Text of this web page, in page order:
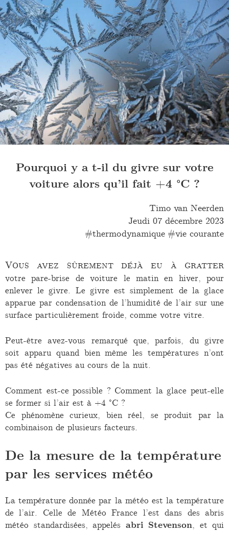
Pourquoi y a t-il du givre sur votre
voiture alors qu’il fait +4 °C ?
Timo van Neerden
Jeudi 07 décembre 2023
thermodynamique
vie courante
Vous avez sûrement déjà eu à gratter
votre pare-brise de voiture le matin en hiver, pour
enlever le givre. Le givre est simplement de la glace
apparue par condensation de l’humidité de l’air sur une
surface particulièrement froide, comme votre vitre.
Peut-être avez-vous remarqué que, parfois, du givre
soit apparu quand bien même les températures n’ont
pas été négatives au cours de la nuit.
Comment est-ce possible ? Comment la glace peut-elle
se former si l’air est à +4 °C ?
Ce phénomène curieux, bien réel, se produit par la
combinaison de plusieurs facteurs.
De la mesure de la température
par les services météo
La température donnée par la météo est la température
de l’air. Celle de Météo France l’est dans des abris
météo standardisées, appelés abri Stevenson, et qui